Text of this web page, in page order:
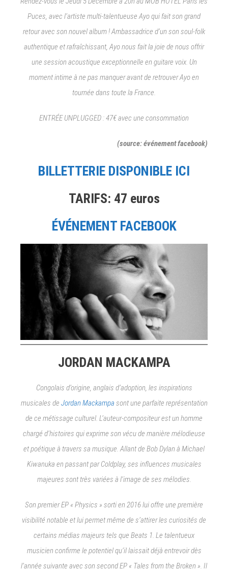
Puces, avec l’artiste multi-talentueuse Ayo qui fait son grand
retour avec son nouvel album ! Ambassadrice d’un son soul-folk
authentique et rafraîchissant, Ayo nous fait la joie de nous offrir
une session acoustique exceptionnelle en guitare voix. Un
moment intime à ne pas manquer avant de retrouver Ayo en
tournée dans toute la France.
ENTRÉE UNPLUGGED : 47€ avec une consommation
(source: événement facebook)
BILLETTERIE DISPONIBLE ICI
TARIFS: 47 euros
ÉVÉNEMENT FACEBOOK
JORDAN MACKAMPA
Congolais d’origine, anglais d’adoption, les inspirations
musicales de Jordan Mackampa sont une parfaite représentation
de ce métissage culturel. L’auteur-compositeur est un homme
chargé d’histoires qui exprime son vécu de manière mélodieuse
et poétique à travers sa musique. Allant de Bob Dylan à Michael
Kiwanuka en passant par Coldplay, ses influences musicales
majeures sont très variées à l’image de ses mélodies.
Son premier EP « Physics » sorti en 2016 lui offre une première
visibilité notable et lui permet même de s’attirer les curiosités de
certains médias majeurs tels que Beats 1. Le talentueux
musicien confirme le potentiel qu’il laissait déjà entrevoir dès
l’année suivante avec son second EP « Tales from the Broken ». Il